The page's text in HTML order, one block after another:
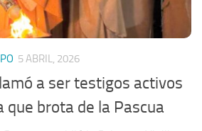
5 ABRIL, 2026
a ser testigos activos
que brota de la Pascua